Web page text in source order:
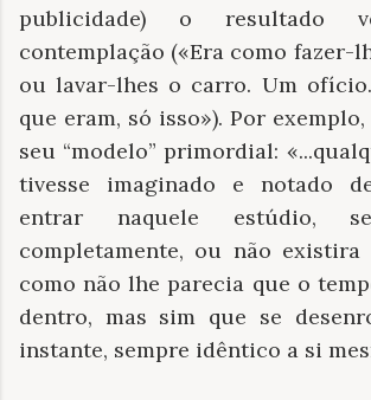
publicidade) o resultado
contemplação («Era como fazer-
ou lavar-lhes o carro. Um
que eram, só isso»). Por exemplo,
seu “modelo” primordial:
tivesse imaginado e notado
entrar naquele estúdio,
completamente, ou não existira
como não lhe parecia que o
dentro, mas sim que se
instante, sempre idêntico a si